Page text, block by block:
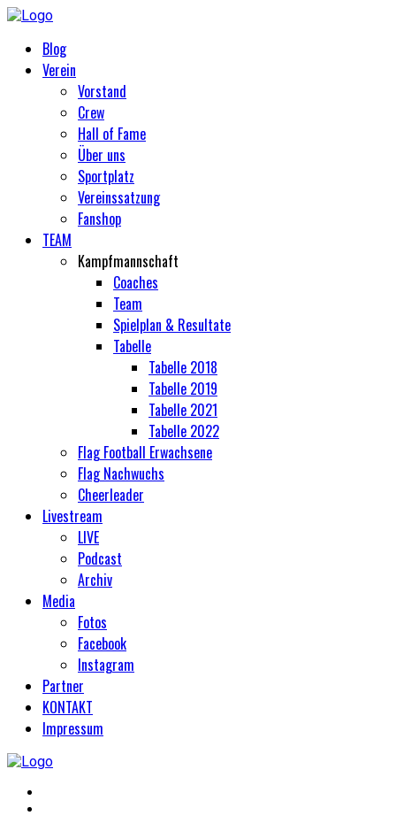
Blog
Verein
Vorstand
Crew
Hall of Fame
Über uns
Sportplatz
Vereinssatzung
Fanshop
TEAM
Kampfmannschaft
Coaches
Team
Spielplan & Resultate
Tabelle
Tabelle 2018
Tabelle 2019
Tabelle 2021
Tabelle 2022
Flag Football Erwachsene
Flag Nachwuchs
Cheerleader
Livestream
LIVE
Podcast
Archiv
Media
Fotos
Facebook
Instagram
Partner
KONTAKT
Impressum